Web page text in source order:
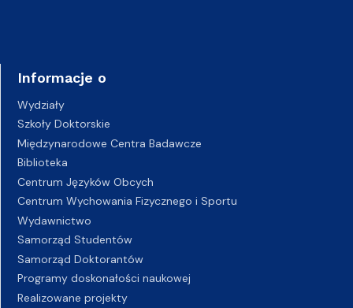
Informacje o
Wydziały
Szkoły Doktorskie
Międzynarodowe Centra Badawcze
Biblioteka
Centrum Języków Obcych
Centrum Wychowania Fizycznego i Sportu
Wydawnictwo
Samorząd Studentów
Samorząd Doktorantów
Programy doskonałości naukowej
Realizowane projekty